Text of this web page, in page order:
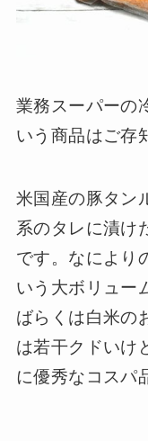
業務スーパーの
いう商品はご存
米国産の豚タン
系のタレに漬け
です。なにより
いう大ボリュー
ばらくは白米の
は若干クドいけ
に優秀なコスパ